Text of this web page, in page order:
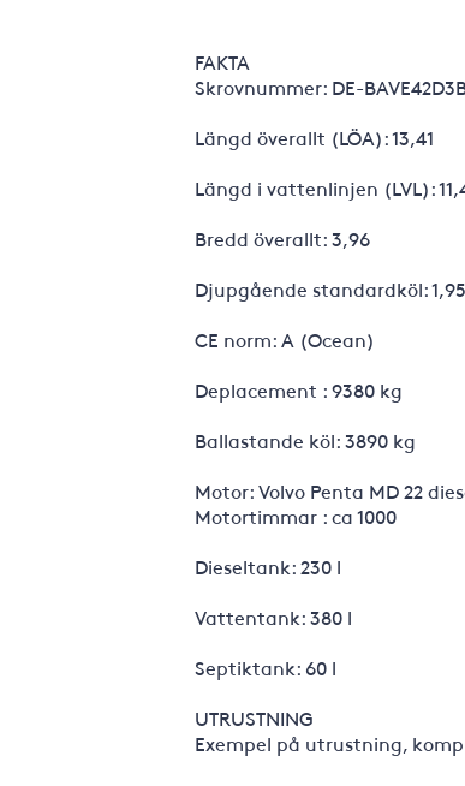
FAKTA
Skrovnummer: DE-
Längd överallt (LÖA): 13,41
Längd i vattenlinjen (LVL):
Bredd överallt: 3,96
Djupgående standardköl: 1,95
CE norm: A (Ocean)
Deplacement : 9380 kg
Ballastande köl: 3890 kg
Motor: Volvo Penta MD 22
Motortimmar : ca 1000
Dieseltank: 230 l
Vattentank: 380 l
Septiktank: 60 l
UTRUSTNING
Exempel på utrustning,